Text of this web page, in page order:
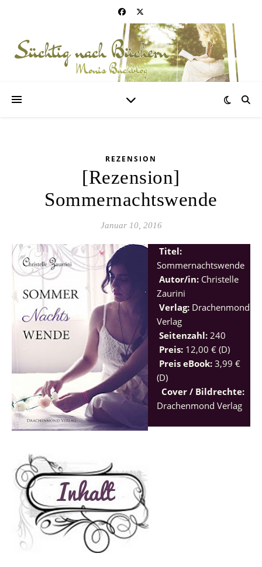
REZENSION
[Rezension]
Sommernachtswende
Januar 10, 2016
Titel:
Sommernachtswende
Autor/in: Christelle
Zaurini
Verlag: Drachenmond
Verlag
Seitenzahl: 240
Preis: 12,00 € (D)
Preis eBook: 3,99 €
(D)
Cover / Bildrechte:
Drachenmond Verlag